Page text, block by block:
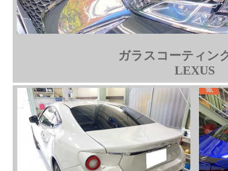
ガラスコーティン
LEXUS